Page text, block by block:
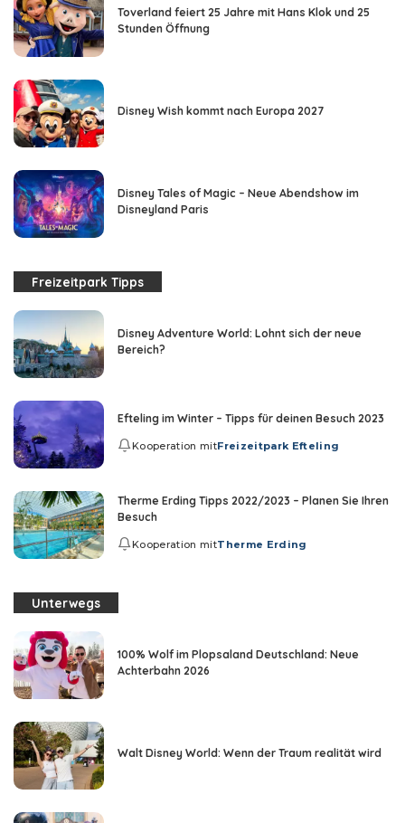
Toverland feiert 25 Jahre mit Hans Klok und 25
Stunden Öffnung
Disney Wish kommt nach Europa 2027
Disney Tales of Magic – Neue Abendshow im
Disneyland Paris
Freizeitpark Tipps
Disney Adventure World: Lohnt sich der neue
Bereich?
Efteling im Winter – Tipps für deinen Besuch 2023
Kooperation mitFreizeitpark Efteling
Therme Erding Tipps 2022/2023 – Planen Sie Ihren
Besuch
Kooperation mitTherme Erding
Unterwegs
100% Wolf im Plopsaland Deutschland: Neue
Achterbahn 2026
Walt Disney World: Wenn der Traum realität wird